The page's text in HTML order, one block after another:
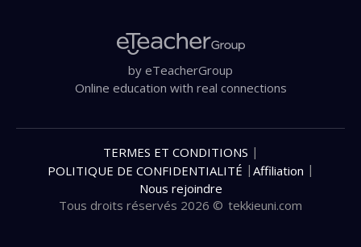
by eTeacherGroup
Online education with real connections
Tous droits réservés 2026 © tekkieuni.com
TERMES ET CONDITIONS |
POLITIQUE DE CONFIDENTIALITÉ | Affiliation |
Nous rejoindre